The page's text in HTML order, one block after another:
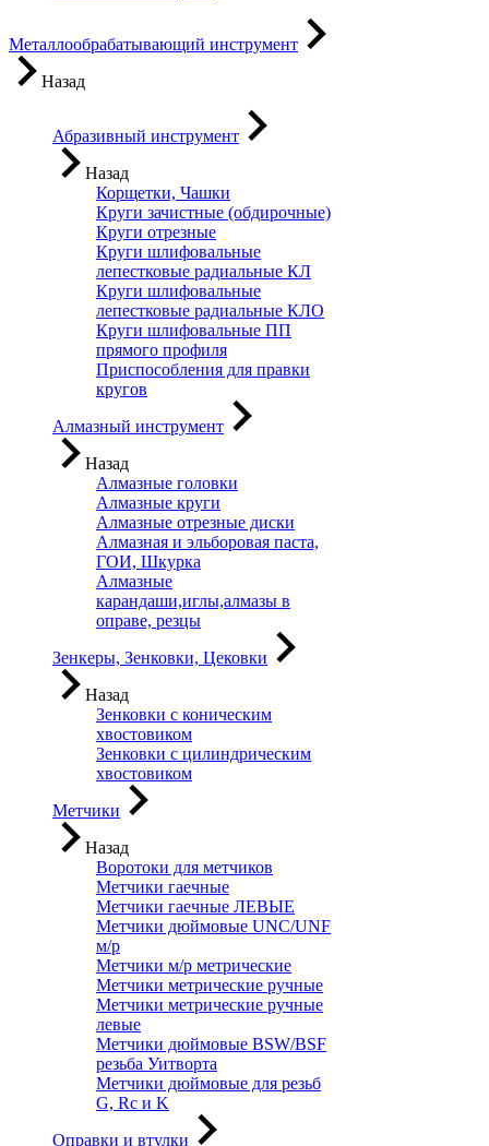
Металлообрабатывающий инструмент
Назад
Абразивный инструмент
Назад
Корщетки, Чашки
Круги зачистные (обдирочные)
Круги отрезные
Круги шлифовальные
лепестковые радиальные КЛ
Круги шлифовальные
лепестковые радиальные КЛО
Круги шлифовальные ПП
прямого профиля
Приспособления для правки
кругов
Алмазный инструмент
Назад
Алмазные головки
Алмазные круги
Алмазные отрезные диски
Алмазная и эльборовая паста,
ГОИ, Шкурка
Алмазные
карандаши,иглы,алмазы в
оправе, резцы
Зенкеры, Зенковки, Цековки
Назад
Зенковки с коническим
хвостовиком
Зенковки с цилиндрическим
хвостовиком
Метчики
Назад
Воротоки для метчиков
Метчики гаечные
Метчики гаечные ЛЕВЫЕ
Метчики дюймовые UNC/UNF
м/р
Метчики м/р метрические
Метчики метрические ручные
Метчики метрические ручные
левые
Метчики дюймовые BSW/BSF
резьба Уитворта
Метчики дюймовые для резьб
G, Rc и K
Оправки и втулки